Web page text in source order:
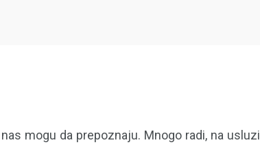
mogu da prepoznaju. Mnogo radi, na